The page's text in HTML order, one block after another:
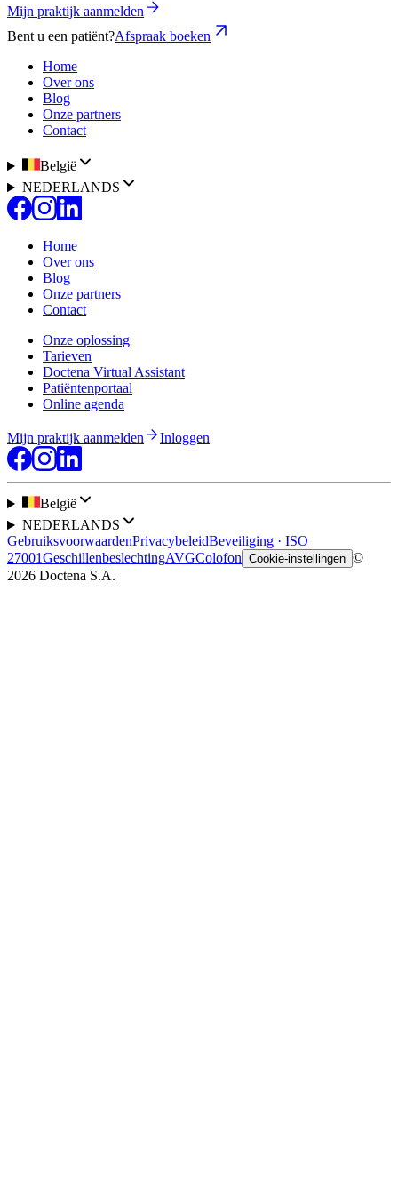
Mijn praktijk aanmelden
Bent u een patiënt?Afspraak boeken
Home
Over ons
Blog
Onze partners
Contact
België
NEDERLANDS
Home
Over ons
Blog
Onze partners
Contact
Onze oplossing
Tarieven
Doctena Virtual Assistant
Patiëntenportaal
Online agenda
Mijn praktijk aanmelden Inloggen
België
NEDERLANDS
GebruiksvoorwaardenPrivacybeleidBeveiliging · ISO
27001GeschillenbeslechtingAVGColofon Cookie-instellingen ©
2026 Doctena S.A.